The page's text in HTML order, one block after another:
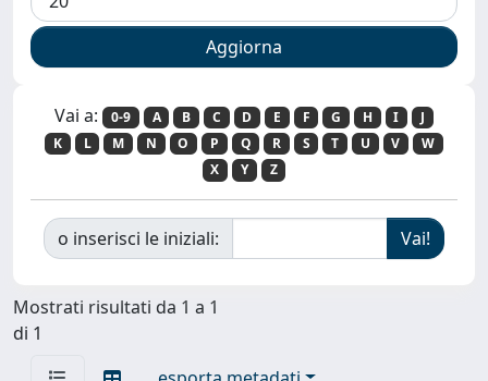
Vai a: 0-9 A B C D E F G H I
J
K
L M N O P Q R S T U V
W
X
Y Z
o inserisci le iniziali:
Mostrati risultati da 1 a 1
di 1